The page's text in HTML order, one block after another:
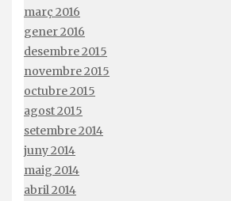
març 2016
gener 2016
desembre 2015
novembre 2015
octubre 2015
agost 2015
setembre 2014
juny 2014
maig 2014
abril 2014